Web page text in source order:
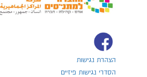
הצהרת נגישות
הסדרי נגישות פיזיים